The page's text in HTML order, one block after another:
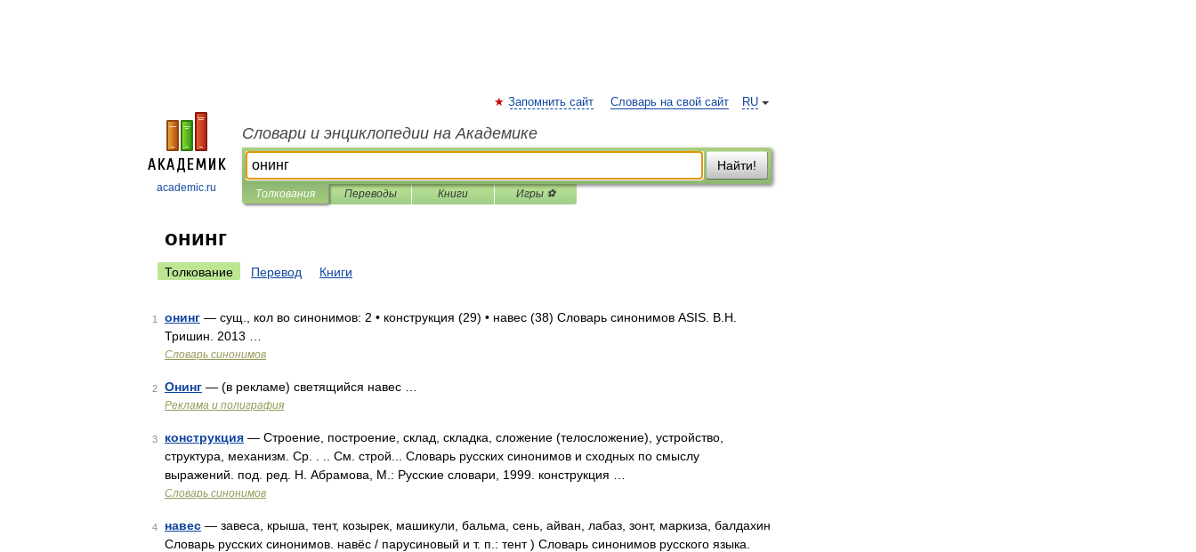
academic.ru
RU
Запомнить сайт Словарь на свой сайт
Словари и энциклопедии на Академике
Найти!
Толкования Переводы Книги Игры ⚽
онинг
Толкование Перевод Книги
1 онинг — сущ., кол во синонимов: 2 • конструкция (29) • навес (38) Словарь синонимов ASIS. В.Н.
Тришин. 2013 …
Словарь синонимов
2 Онинг — (в рекламе) светящийся навес …
Реклама и полиграфия
3 конструкция — Строение, построение, склад, складка, сложение (телосложение), устройство,
структура, механизм. Ср. . .. См. строй... Словарь русских синонимов и сходных по смыслу
выражений. под. ред. Н. Абрамова, М.: Русские словари, 1999. конструкция …
Словарь синонимов
4 навес — завеса, крыша, тент, козырек, машикули, бальма, сень, айван, лабаз, зонт, маркиза, балдахин
Словарь русских синонимов. навёс / парусиновый и т. п.: тент ) Словарь синонимов русского языка.